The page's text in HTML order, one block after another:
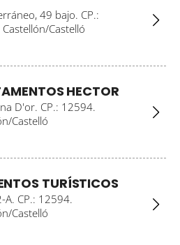
49 bajo. CP.:
Castelló
HECTOR
D'or. CP.: 12594.
Castelló
TURÍSTICOS
A. CP.: 12594.
Castelló